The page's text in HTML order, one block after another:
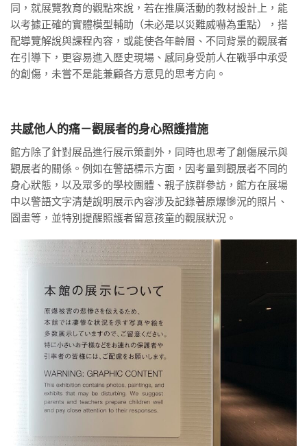
同，就展覽教育的觀點來說，若在推廣活動的教材設計上，能
以考據正確的實體模型輔助（未必是以災難威嚇為重點），搭
配導覽解說與課程內容，或能使各年齡層、不同背景的觀展者
在引導下，更容易進入歷史現場、感同身受前人在戰爭中承受
的創傷，未嘗不是能兼顧各方意見的思考方向。
共感他人的痛－觀展者的身心照護措施
館方除了針對展品進行展示策劃外，同時也思考了創傷展示與
觀展者的關係。例如在警語標示方面，因考量到觀展者不同的
身心狀態，以及眾多的學校團體、親子族群參訪，館方在展場
中以警語文字清楚說明展示內容涉及記錄著原爆慘況的照片、
圖畫等，並特別提醒照護者留意孩童的觀展狀況。